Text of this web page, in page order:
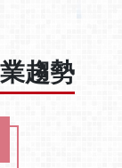
趨勢